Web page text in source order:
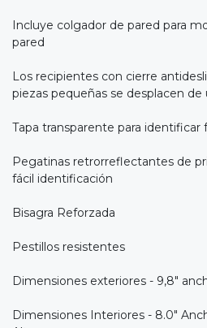
Incluye colgador de pared para
pared
Los recipientes con cierre
piezas pequeñas se desplacen
Tapa transparente para
Pegatinas retrorreflectantes de
fácil identificación
Bisagra Reforzada
Pestillos resistentes
Dimensiones exteriores - 9,8"
Dimensiones Interiores - 8.0"